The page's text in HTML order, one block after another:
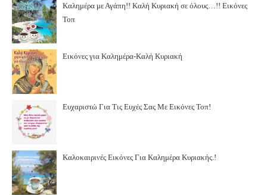
Καλημέρα με Αγάπη!! Καλή Κυριακή σε όλους…!! Εικόνες
Τοπ
Εικόνες για Καλημέρα-Καλή Κυριακή
Ευχαριστώ Για Τις Ευχές Σας Με Εικόνες Τοπ!
Καλοκαιρινές Εικόνες Για Καλημέρα Κυριακής.!